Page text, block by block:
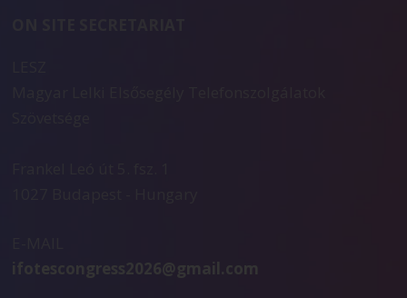
ifotescongress2026@gmail.com